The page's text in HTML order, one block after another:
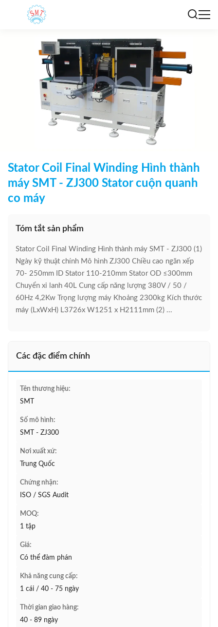
Stator Coil Final Winding Hình thành
máy SMT - ZJ300 Stator cuộn quanh
co máy
Tóm tắt sản phẩm
Stator Coil Final Winding Hình thành máy SMT - ZJ300 (1)
Ngày kỹ thuật chính Mô hình ZJ300 Chiều cao ngăn xếp
70- 250mm ID Stator 110-210mm Stator OD ≤300mm
Chuyển xi lanh 40L Cung cấp năng lượng 380V / 50 /
60Hz 4,2Kw Trọng lượng máy Khoảng 2300kg Kích thước
máy (LxWxH) L3726x W1251 x H2111mm (2) ...
Các đặc điểm chính
Tên thương hiệu:
SMT
Số mô hình:
SMT - ZJ300
Nơi xuất xứ:
Trung Quốc
Chứng nhận:
ISO / SGS Audit
MOQ:
1 tập
Giá:
Có thể đàm phán
Khả năng cung cấp:
1 cái / 40 - 75 ngày
Thời gian giao hàng:
40 - 89 ngày